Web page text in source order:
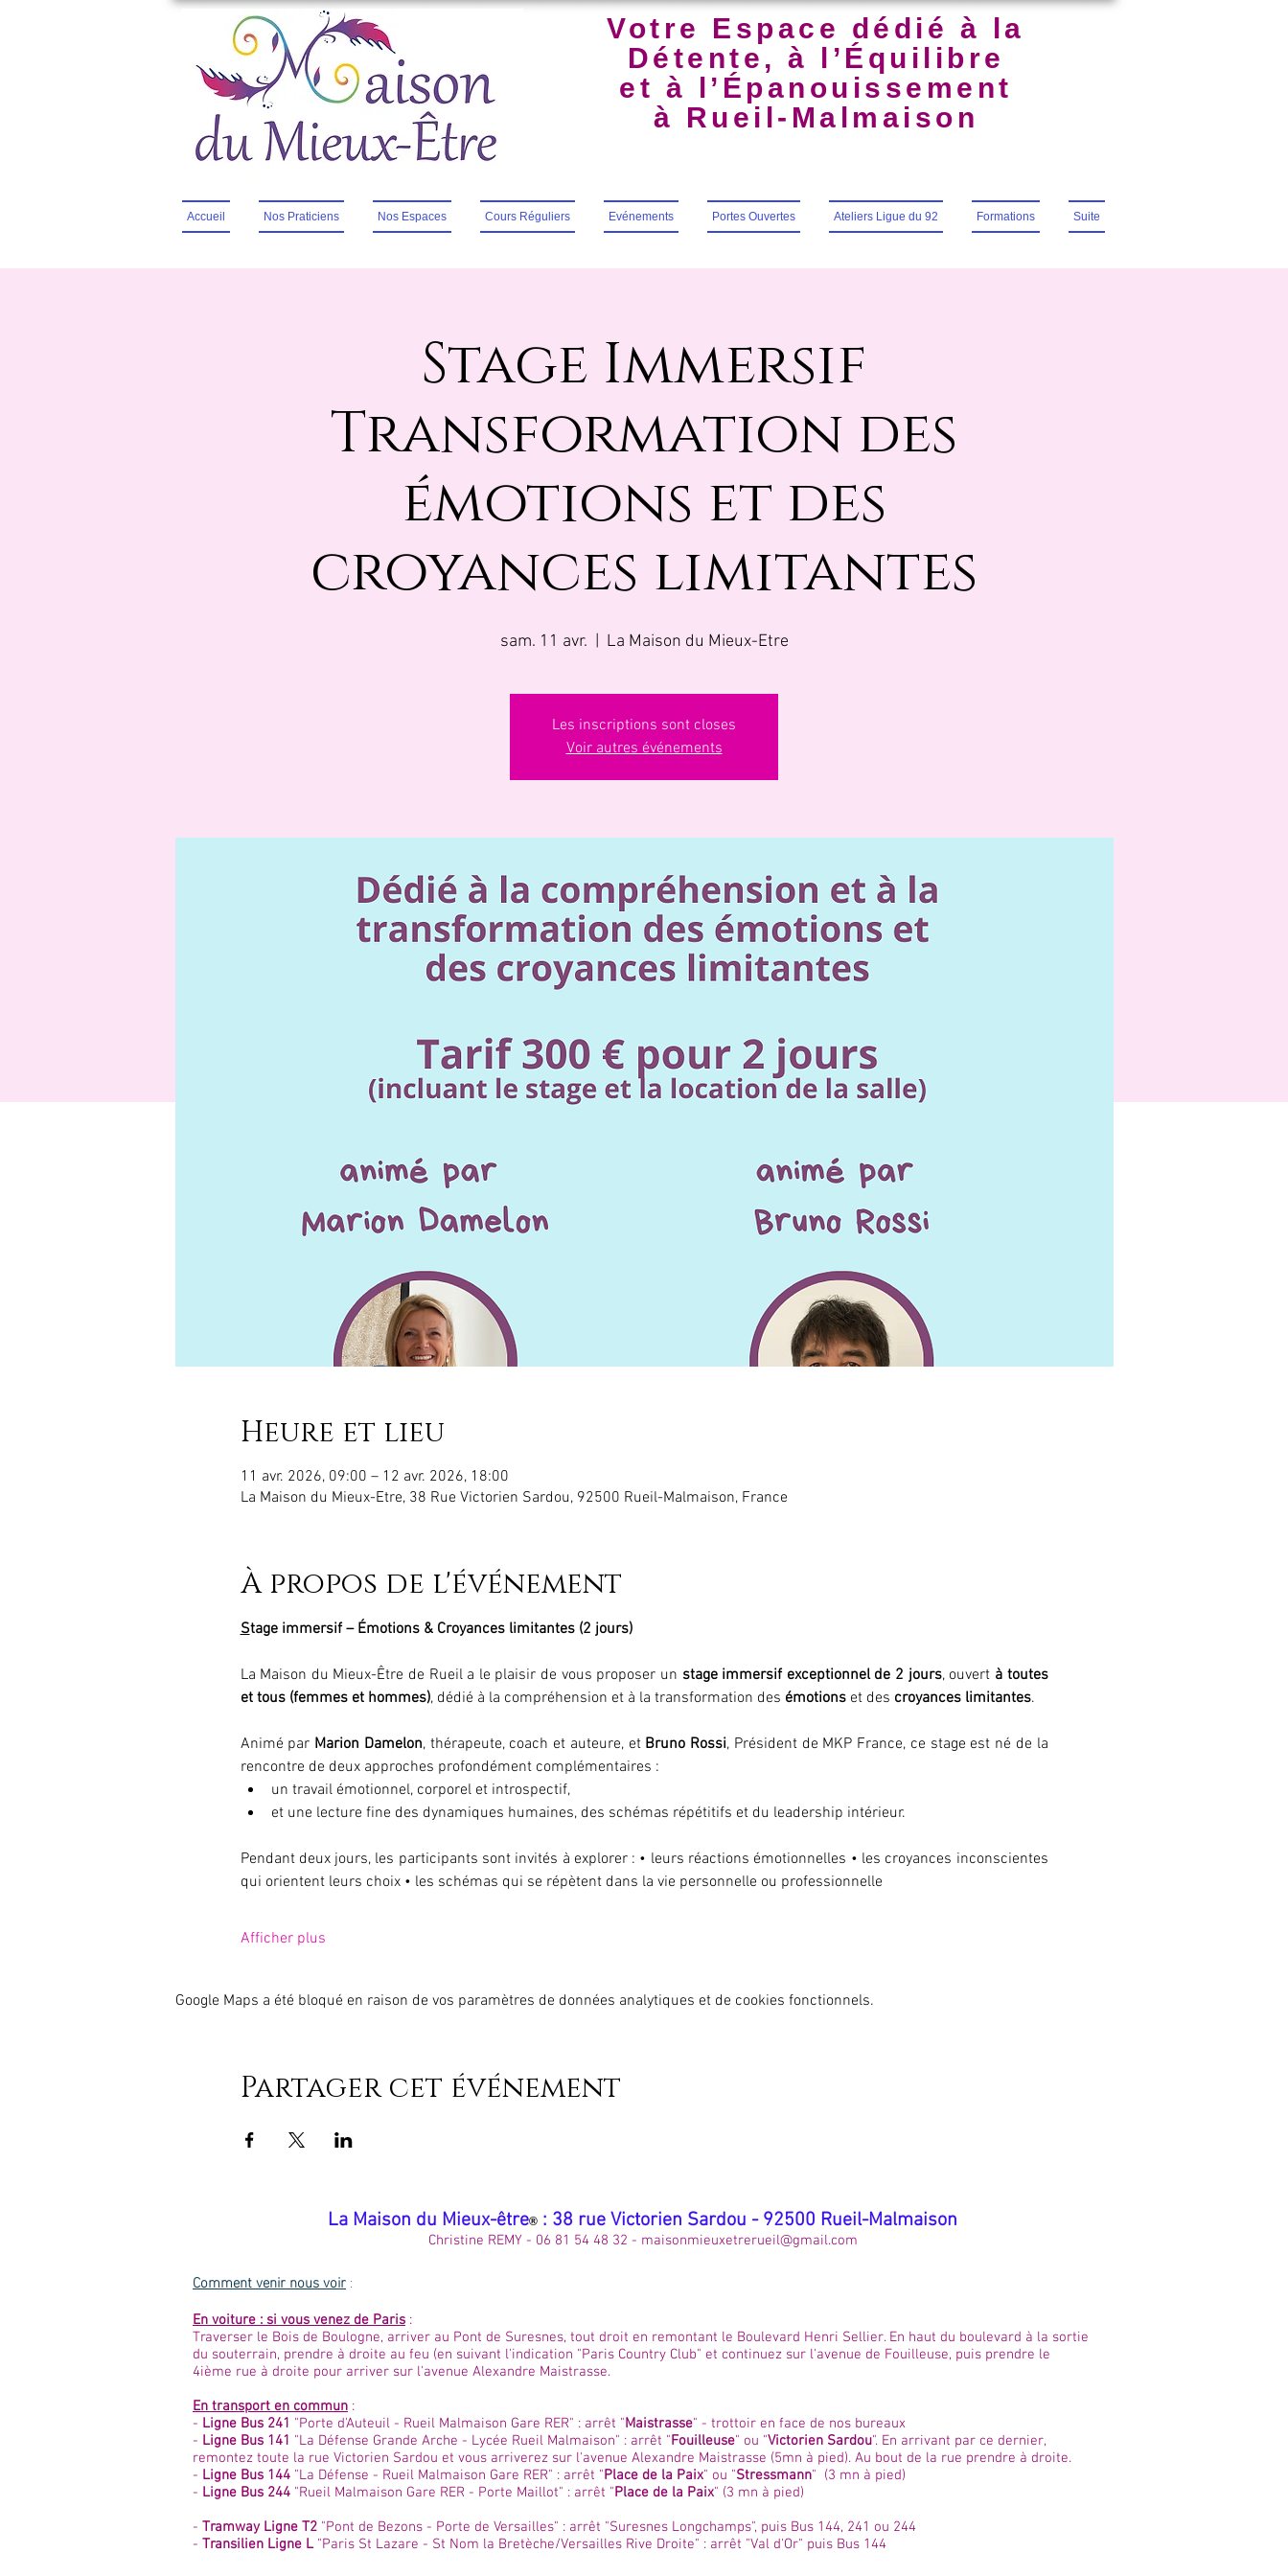
Votre Espace dédié à la
Détente, à l’Équilibre
et à l’Épanouissement
à Rueil-Malmaison
Accueil Nos Praticiens Nos Espaces Cours Réguliers Evénements Portes Ouvertes Ateliers Ligue du 92 Formations Suite
Stage Immersif
Transformation des
émotions et des
croyances limitantes
sam. 11 avr. La Maison du Mieux-Etre
Les inscriptions sont closes
Voir autres événements
Heure et lieu
11 avr. 2026, 09:00 – 12 avr. 2026, 18:00
La Maison du Mieux-Etre, 38 Rue Victorien Sardou, 92500 Rueil-Malmaison, France
À propos de l'événement
Stage immersif – Émotions & Croyances limitantes (2 jours)
La Maison du Mieux-Être de Rueil a le plaisir de vous proposer un stage immersif exceptionnel de 2 jours, ouvert à toutes
et tous (femmes et hommes), dédié à la compréhension et à la transformation des émotions et des croyances limitantes.
Animé par Marion Damelon, thérapeute, coach et auteure, et Bruno Rossi, Président de MKP France, ce stage est né de la
rencontre de deux approches profondément complémentaires :
un travail émotionnel, corporel et introspectif,
et une lecture fine des dynamiques humaines, des schémas répétitifs et du leadership intérieur.
Pendant deux jours, les participants sont invités à explorer : • leurs réactions émotionnelles • les croyances inconscientes
qui orientent leurs choix • les schémas qui se répètent dans la vie personnelle ou professionnelle
Afficher plus
Google Maps a été bloqué en raison de vos paramètres de données analytiques et de cookies fonctionnels.
Partager cet événement
​La Maison du Mieux-être® : 38 rue Victorien Sardou - 92500 Rueil-Malmaison
Christine REMY - 06 81 54 48 32 - maisonmieuxetrerueil@gmail.com
Comment venir nous voir:
En voiture : si vous venez de Paris :
Traverser le Bois de Boulogne, arriver au Pont de Suresnes, tout droit en remontant le Boulevard Henri Sellier. En haut du boulevard à la sortie
du souterrain, prendre à droite au feu (en suivant l'indication "Paris Country Club" et continuez sur l'avenue de Fouilleuse, puis prendre le
4ième rue à droite pour arriver sur l'avenue Alexandre Maistrasse.
En transport en commun :
- Ligne Bus 241 "Porte d'Auteuil - Rueil Malmaison Gare RER" : arrêt "Maistrasse" - trottoir en face de nos bureaux
- Ligne Bus 141 "La Défense Grande Arche - Lycée Rueil Malmaison" : arrêt "Fouilleuse" ou "Victorien Sardou". En arrivant par ce dernier,
remontez toute la rue Victorien Sardou et vous arriverez sur l'avenue Alexandre Maistrasse (5mn à pied). Au bout de la rue prendre à droite.
- Ligne Bus 144 "La Défense - Rueil Malmaison Gare RER" : arrêt "Place de la Paix" ou "Stressmann" (3 mn à pied)
- Ligne Bus 244 "Rueil Malmaison Gare RER - Porte Maillot" : arrêt "Place de la Paix" (3 mn à pied)
- Tramway Ligne T2 "Pont de Bezons - Porte de Versailles" : arrêt "Suresnes Longchamps", puis Bus 144, 241 ou 244
- Transilien Ligne L"Paris St Lazare - St Nom la Bretèche/Versailles Rive Droite" : arrêt "Val d'Or" puis Bus 144